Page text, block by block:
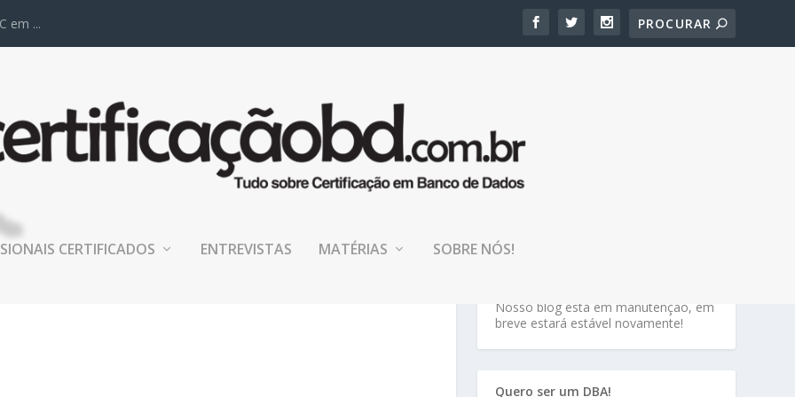
em ...
CERTIFICADOS ENTREVISTAS MATÉRIAS SOBRE NÓS!
Nosso blog está em manutenção, em
breve estará estável novamente!
Quero ser um DBA!